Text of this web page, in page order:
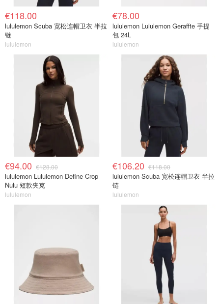
€118.00
lululemon Scuba 宽松连帽卫衣 半拉
链
lululemon
€78.00
lululemon Lululemon Geraffte 手提
包 24L
lululemon
€94.00 €128.00
lululemon Lululemon Define Crop
Nulu 短款夹克
lululemon
€106.20 €118.00
lululemon Scuba 宽松连帽卫衣 半拉
链
lululemon